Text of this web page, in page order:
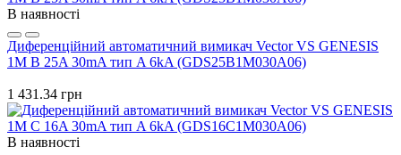
В наявності
Диференційний автоматичний вимикач Vector VS GENESIS
1M B 25A 30mA тип A 6kA (GDS25B1M030A06)
1 431.34 грн
В наявності